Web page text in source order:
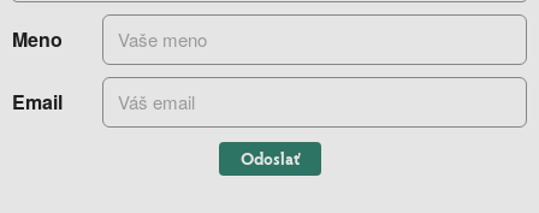
Meno
Email
Odoslať